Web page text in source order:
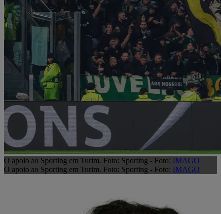
O apoio ao Sporting em Turim. Foto: Sporting - Foto: IMAGO
O apoio ao Sporting em Turim. Foto: Sporting - Foto: IMAGO